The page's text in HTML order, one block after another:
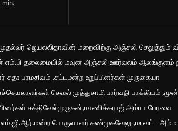
min.
ஜெயலலிதாவின் மறைவிற்கு அஞ்சலி செலுத்தும்
எம்.பி தலைமையில் மவுன அஞ்சலி ஊர்வலம் ஆலங்குளம்
பரமசிவம் ,சட்டமன்ற உறுப்பினர்கள் முருகையா
செவல் முத்துசாமி பார்வதி பாக்கியம்
சக்திவேல்முருகன்,மாணிக்கராஜ் அம்மா பேரவை
பொருளாளர் சண்முகவேலு ,மாவட்ட